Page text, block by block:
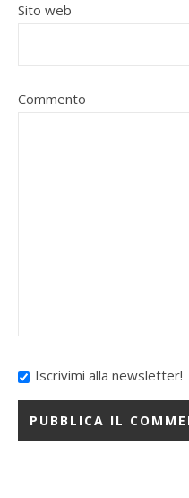
Sito web
Commento
Iscrivimi alla newsletter!